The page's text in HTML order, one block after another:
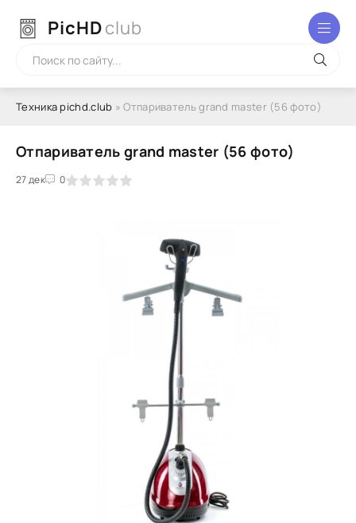
PicHDclub
Техника pichd.club » Отпариватель grand master (56 фото)
Отпариватель grand master (56 фото)
27 дек 0
3 4 5